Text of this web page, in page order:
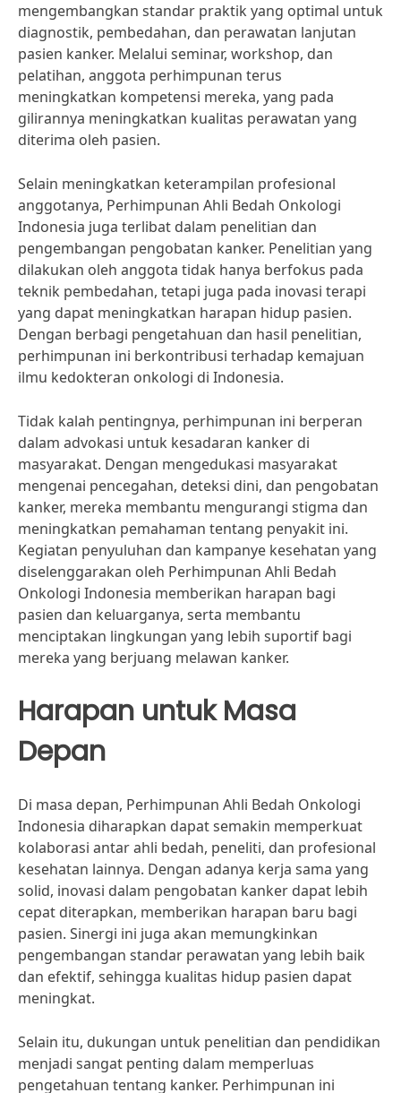
mengembangkan standar praktik yang optimal untuk
diagnostik, pembedahan, dan perawatan lanjutan
pasien kanker. Melalui seminar, workshop, dan
pelatihan, anggota perhimpunan terus
meningkatkan kompetensi mereka, yang pada
gilirannya meningkatkan kualitas perawatan yang
diterima oleh pasien.
Selain meningkatkan keterampilan profesional
anggotanya, Perhimpunan Ahli Bedah Onkologi
Indonesia juga terlibat dalam penelitian dan
pengembangan pengobatan kanker. Penelitian yang
dilakukan oleh anggota tidak hanya berfokus pada
teknik pembedahan, tetapi juga pada inovasi terapi
yang dapat meningkatkan harapan hidup pasien.
Dengan berbagi pengetahuan dan hasil penelitian,
perhimpunan ini berkontribusi terhadap kemajuan
ilmu kedokteran onkologi di Indonesia.
Tidak kalah pentingnya, perhimpunan ini berperan
dalam advokasi untuk kesadaran kanker di
masyarakat. Dengan mengedukasi masyarakat
mengenai pencegahan, deteksi dini, dan pengobatan
kanker, mereka membantu mengurangi stigma dan
meningkatkan pemahaman tentang penyakit ini.
Kegiatan penyuluhan dan kampanye kesehatan yang
diselenggarakan oleh Perhimpunan Ahli Bedah
Onkologi Indonesia memberikan harapan bagi
pasien dan keluarganya, serta membantu
menciptakan lingkungan yang lebih suportif bagi
mereka yang berjuang melawan kanker.
Harapan untuk Masa
Depan
Di masa depan, Perhimpunan Ahli Bedah Onkologi
Indonesia diharapkan dapat semakin memperkuat
kolaborasi antar ahli bedah, peneliti, dan profesional
kesehatan lainnya. Dengan adanya kerja sama yang
solid, inovasi dalam pengobatan kanker dapat lebih
cepat diterapkan, memberikan harapan baru bagi
pasien. Sinergi ini juga akan memungkinkan
pengembangan standar perawatan yang lebih baik
dan efektif, sehingga kualitas hidup pasien dapat
meningkat.
Selain itu, dukungan untuk penelitian dan pendidikan
menjadi sangat penting dalam memperluas
pengetahuan tentang kanker. Perhimpunan ini